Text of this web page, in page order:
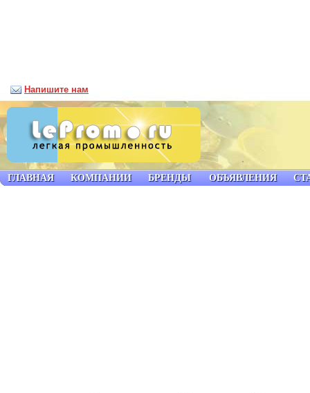
ГЛАВНАЯ КОМПАНИИ БРЕНДЫ ОБЪЯВЛЕНИЯ
Напишите нам